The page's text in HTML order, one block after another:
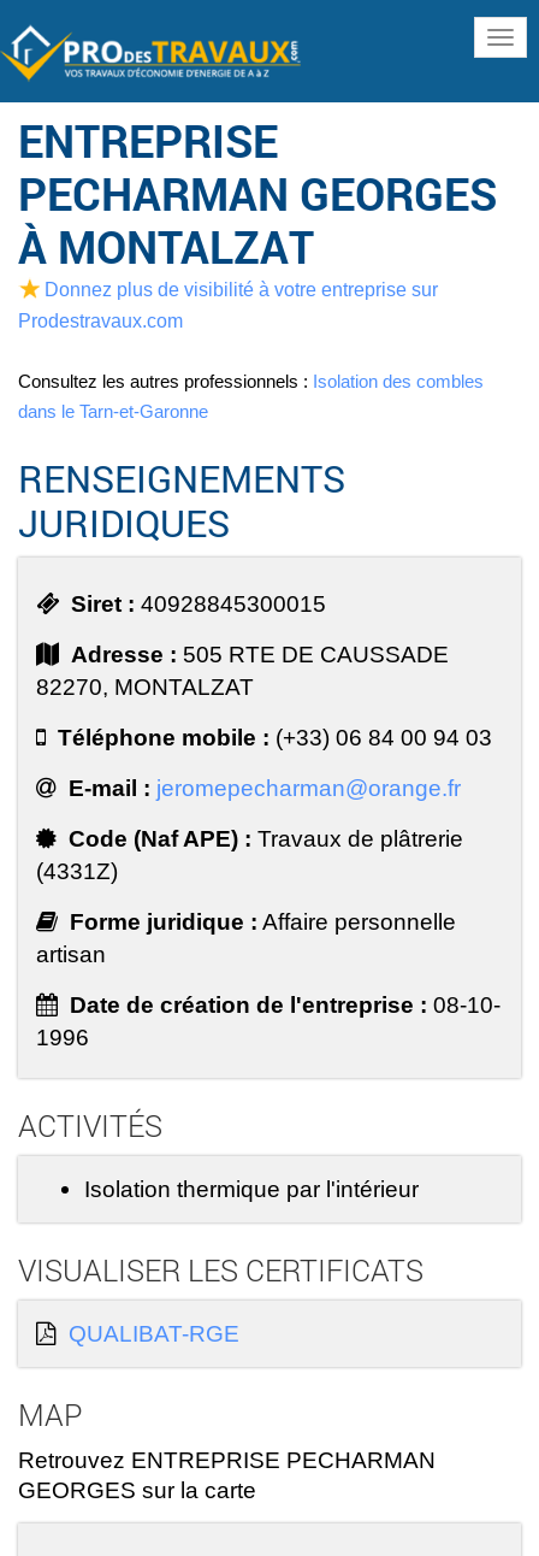
ENTREPRISE
PECHARMAN GEORGES
À MONTALZAT
Donnez plus de visibilité à votre entreprise sur
Prodestravaux.com
Consultez les autres professionnels : Isolation des combles
dans le Tarn-et-Garonne
RENSEIGNEMENTS
JURIDIQUES
Siret : 40928845300015
Adresse : 505 RTE DE CAUSSADE
82270, MONTALZAT
Téléphone mobile : (+33) 06 84 00 94 03
E-mail : jeromepecharman@orange.fr
Code (Naf APE) : Travaux de plâtrerie
(4331Z)
Forme juridique : Affaire personnelle
artisan
Date de création de l'entreprise : 08-10-
1996
ACTIVITÉS
Isolation thermique par l'intérieur
VISUALISER LES CERTIFICATS
QUALIBAT-RGE
MAP
Retrouvez ENTREPRISE PECHARMAN
GEORGES sur la carte